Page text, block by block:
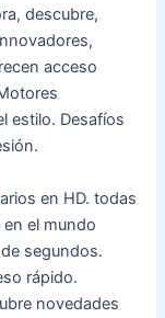
descubre,
acceso
estilo. Desafíos
en HD. todas
el mundo
segundos.
rápido.
novedades